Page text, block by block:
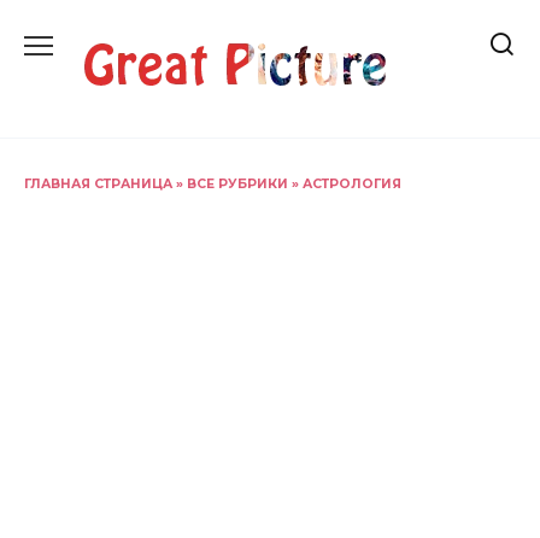
содержанию
ГЛАВНАЯ СТРАНИЦА » ВСЕ РУБРИКИ » АСТРОЛОГИЯ